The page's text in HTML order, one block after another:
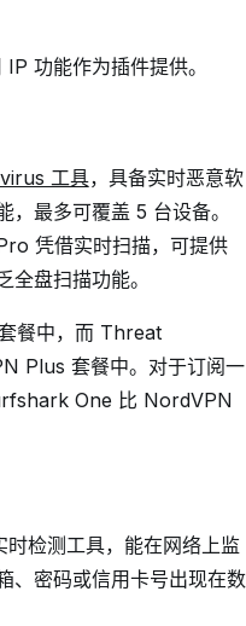
功能作为插件提供。
工具，具备实时恶意软
最多可覆盖 5 台设备。
凭借实时扫描，可提供
盘扫描功能。
餐中，而 Threat
Plus 套餐中。对于订阅一
One 比 NordVPN
检测工具，能在网络上监
、密码或信用卡号出现在数